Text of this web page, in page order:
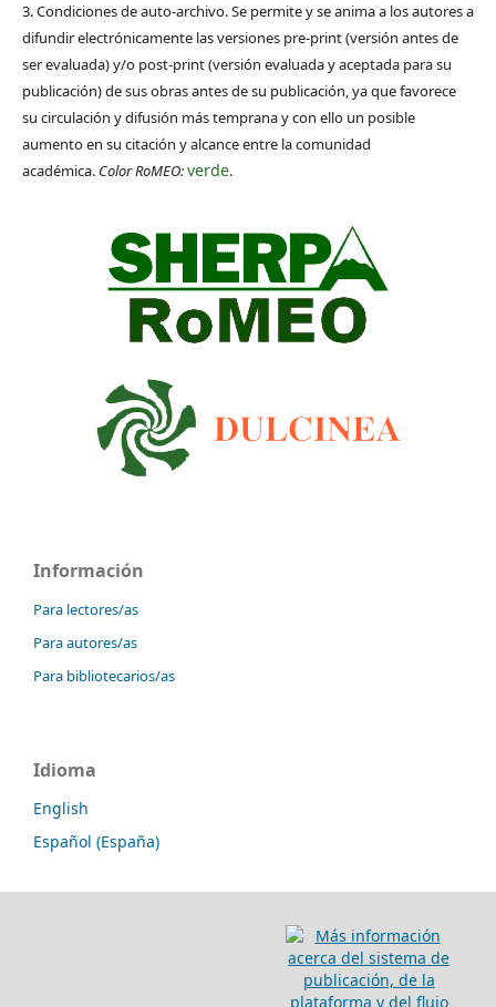
3. Condiciones de auto-archivo. Se permite y se anima a los autores a
difundir electrónicamente las versiones pre-print (versión antes de
ser evaluada) y/o post-print (versión evaluada y aceptada para su
publicación) de sus obras antes de su publicación, ya que favorece
su circulación y difusión más temprana y con ello un posible
aumento en su citación y alcance entre la comunidad
académica. Color RoMEO:verde.
Información
Para lectores/as
Para autores/as
Para bibliotecarios/as
Idioma
English
Español (España)